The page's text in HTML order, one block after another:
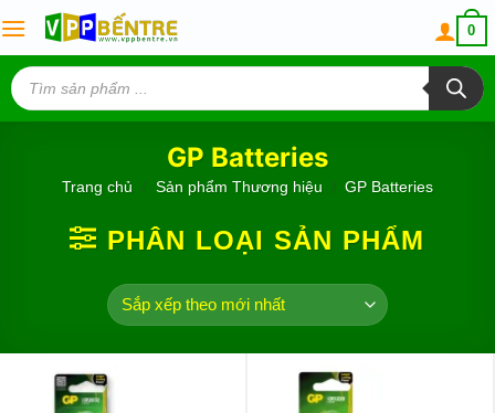
to
content
0
Tìm
kiếm
sản
phẩm
GP Batteries
Trang chủ Sản phẩm Thương hiệu GP Batteries
PHÂN LOẠI SẢN PHẨM